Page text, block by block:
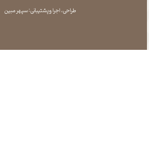
طراحی ، اجرا و پشتیبانی : سپهر مبین